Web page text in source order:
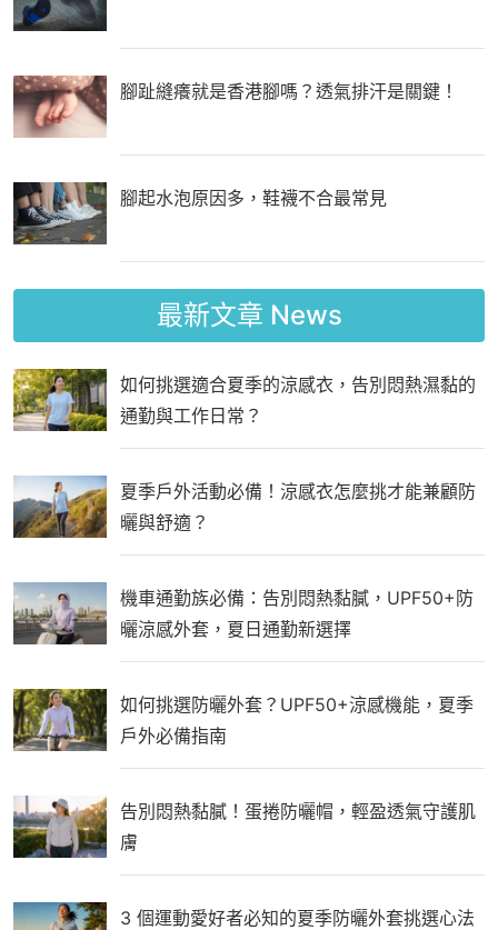
腳趾縫癢就是香港腳嗎？透氣排汗是關鍵！
腳起水泡原因多，鞋襪不合最常見
最新文章 News
如何挑選適合夏季的涼感衣，告別悶熱濕黏的
通勤與工作日常？
夏季戶外活動必備！涼感衣怎麼挑才能兼顧防
曬與舒適？
機車通勤族必備：告別悶熱黏膩，UPF50+防
曬涼感外套，夏日通勤新選擇
如何挑選防曬外套？UPF50+涼感機能，夏季
戶外必備指南
告別悶熱黏膩！蛋捲防曬帽，輕盈透氣守護肌
膚
3 個運動愛好者必知的夏季防曬外套挑選心法